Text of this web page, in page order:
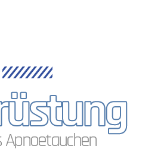
Apnoetauchen